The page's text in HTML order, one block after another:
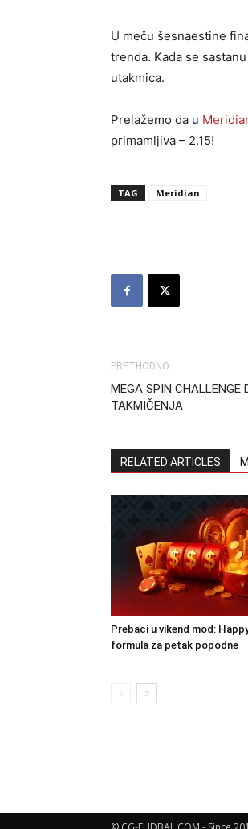
U meču šesnaestine
trenda. Kada se
utakmica.
Prelažemo da u
primamljiva – 2.15!
TAG Meridian
PRETHODNO
MEGA SPIN CHALLENGE
TAKMIČENJA
RELATED ARTICLES
Prebaci u vikend mod:
formula za petak popodne